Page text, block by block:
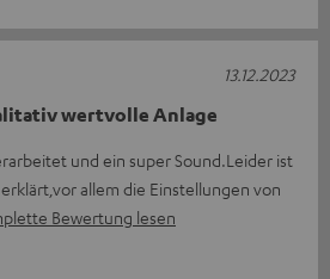
wertvolle Anlage
und ein super Sound.Leider ist
allem die Einstellungen von
Bewertung lesen
13.12.2023